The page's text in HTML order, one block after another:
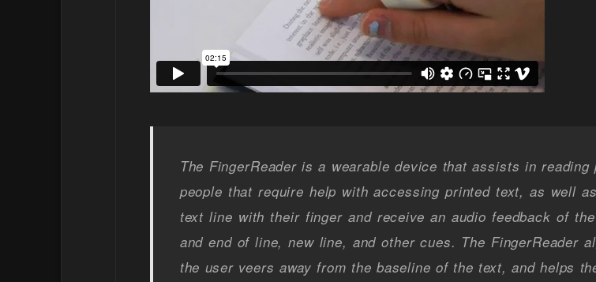
The FingerReader is a wearable device that assists in
people that require help with accessing printed text, as well
text line with their finger and receive an audio feedback of
and end of line, new line, and other cues. The FingerReader
the user veers away from the baseline of the text, and helps